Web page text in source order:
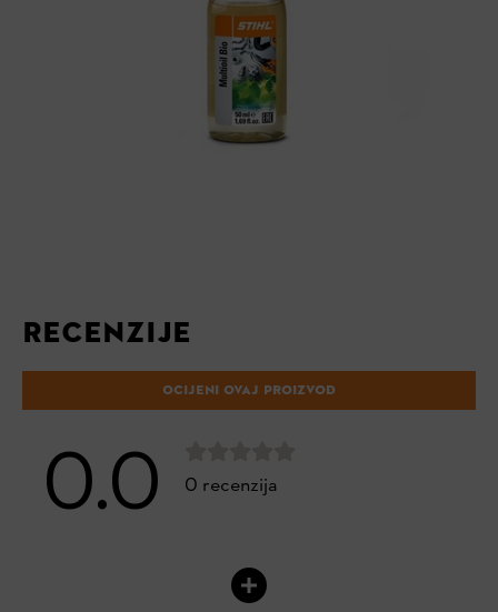
RECENZIJE
OCIJENI OVAJ PROIZVOD
0.0 0 recenzija